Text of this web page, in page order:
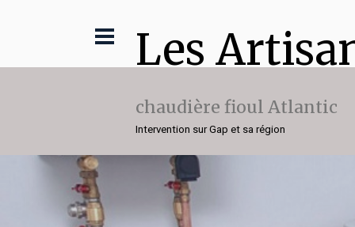
Les
chaudière fioul Atlantic
Intervention sur Gap et sa région